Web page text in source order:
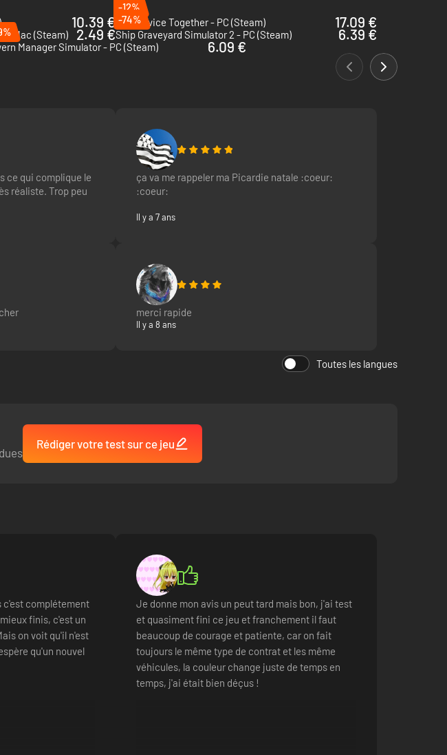
10.39 €
-12%
Car Service Together - PC (Steam)
17.09 €
& Mac (Steam)
2.49 €
-74%
Ship Graveyard Simulator 2 - PC (Steam)
6.39 €
Manager Simulator - PC (Steam)
6.09 €
ce qui complique le
réaliste. Trop peu
ça va me rappeler ma Picardie natale :coeur:
:coeur:
Il y a 7 ans
merci rapide
Il y a 8 ans
Toutes les langues
Rédiger votre test sur ce jeu
c'est complétement
finis, c'est un
on voit qu'il n'est
qu'un nouvel
Je donne mon avis un peut tard mais bon, j'ai test
et quasiment fini ce jeu et franchement il faut
beaucoup de courage et patiente, car on fait
toujours le même type de contrat et les même
véhicules, la couleur change juste de temps en
temps, j'ai était bien déçus !